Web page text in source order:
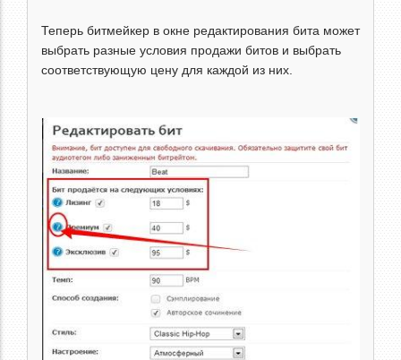
Теперь битмейкер в окне редактирования бита может
выбрать разные условия продажи битов и выбрать
соответствующую цену для каждой из них.